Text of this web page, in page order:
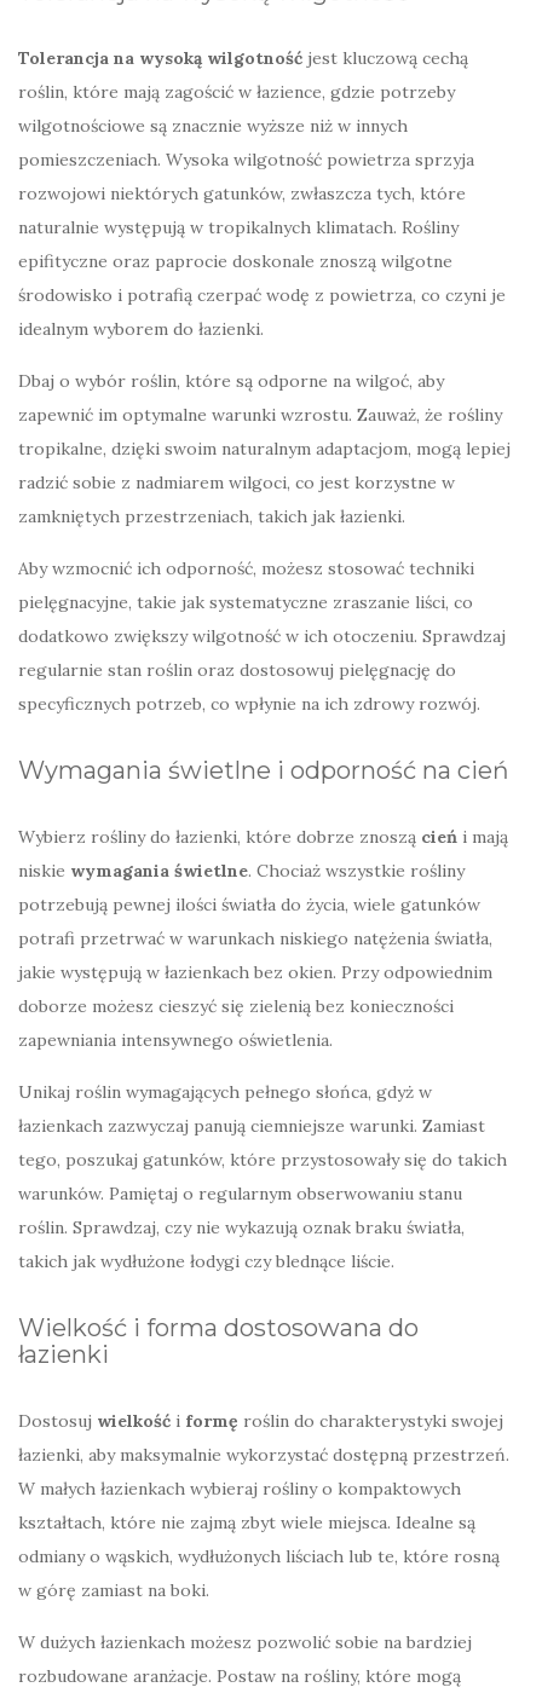
Tolerancja na wysoką wilgotność jest kluczową cechą
roślin, które mają zagościć w łazience, gdzie potrzeby
wilgotnościowe są znacznie wyższe niż w innych
pomieszczeniach. Wysoka wilgotność powietrza sprzyja
rozwojowi niektórych gatunków, zwłaszcza tych, które
naturalnie występują w tropikalnych klimatach. Rośliny
epifityczne oraz paprocie doskonale znoszą wilgotne
środowisko i potrafią czerpać wodę z powietrza, co czyni je
idealnym wyborem do łazienki.
Dbaj o wybór roślin, które są odporne na wilgoć, aby
zapewnić im optymalne warunki wzrostu. Zauważ, że rośliny
tropikalne, dzięki swoim naturalnym adaptacjom, mogą lepiej
radzić sobie z nadmiarem wilgoci, co jest korzystne w
zamkniętych przestrzeniach, takich jak łazienki.
Aby wzmocnić ich odporność, możesz stosować techniki
pielęgnacyjne, takie jak systematyczne zraszanie liści, co
dodatkowo zwiększy wilgotność w ich otoczeniu. Sprawdzaj
regularnie stan roślin oraz dostosowuj pielęgnację do
specyficznych potrzeb, co wpłynie na ich zdrowy rozwój.
Wymagania świetlne i odporność na cień
Wybierz rośliny do łazienki, które dobrze znoszą cień i mają
niskie wymagania świetlne. Chociaż wszystkie rośliny
potrzebują pewnej ilości światła do życia, wiele gatunków
potrafi przetrwać w warunkach niskiego natężenia światła,
jakie występują w łazienkach bez okien. Przy odpowiednim
doborze możesz cieszyć się zielenią bez konieczności
zapewniania intensywnego oświetlenia.
Unikaj roślin wymagających pełnego słońca, gdyż w
łazienkach zazwyczaj panują ciemniejsze warunki. Zamiast
tego, poszukaj gatunków, które przystosowały się do takich
warunków. Pamiętaj o regularnym obserwowaniu stanu
roślin. Sprawdzaj, czy nie wykazują oznak braku światła,
takich jak wydłużone łodygi czy blednące liście.
Wielkość i forma dostosowana do
łazienki
Dostosuj wielkość i formę roślin do charakterystyki swojej
łazienki, aby maksymalnie wykorzystać dostępną przestrzeń.
W małych łazienkach wybieraj rośliny o kompaktowych
kształtach, które nie zajmą zbyt wiele miejsca. Idealne są
odmiany o wąskich, wydłużonych liściach lub te, które rosną
w górę zamiast na boki.
W dużych łazienkach możesz pozwolić sobie na bardziej
rozbudowane aranżacje. Postaw na rośliny, które mogą